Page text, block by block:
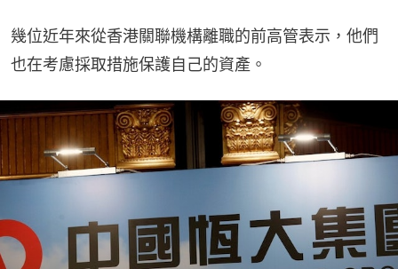
幾位近年來從香港關聯機構離職的前高管表示，他們
也在考慮採取措施保護自己的資產。